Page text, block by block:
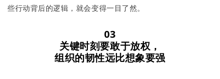
些行动背后的逻辑，就会变得一目了然。
03
关键时刻要敢于放权，
组织的韧性远比想象要强